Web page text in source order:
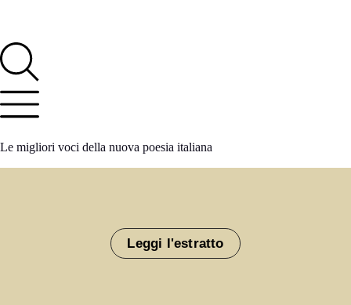
Le migliori voci della nuova poesia italiana
Leggi l'estratto